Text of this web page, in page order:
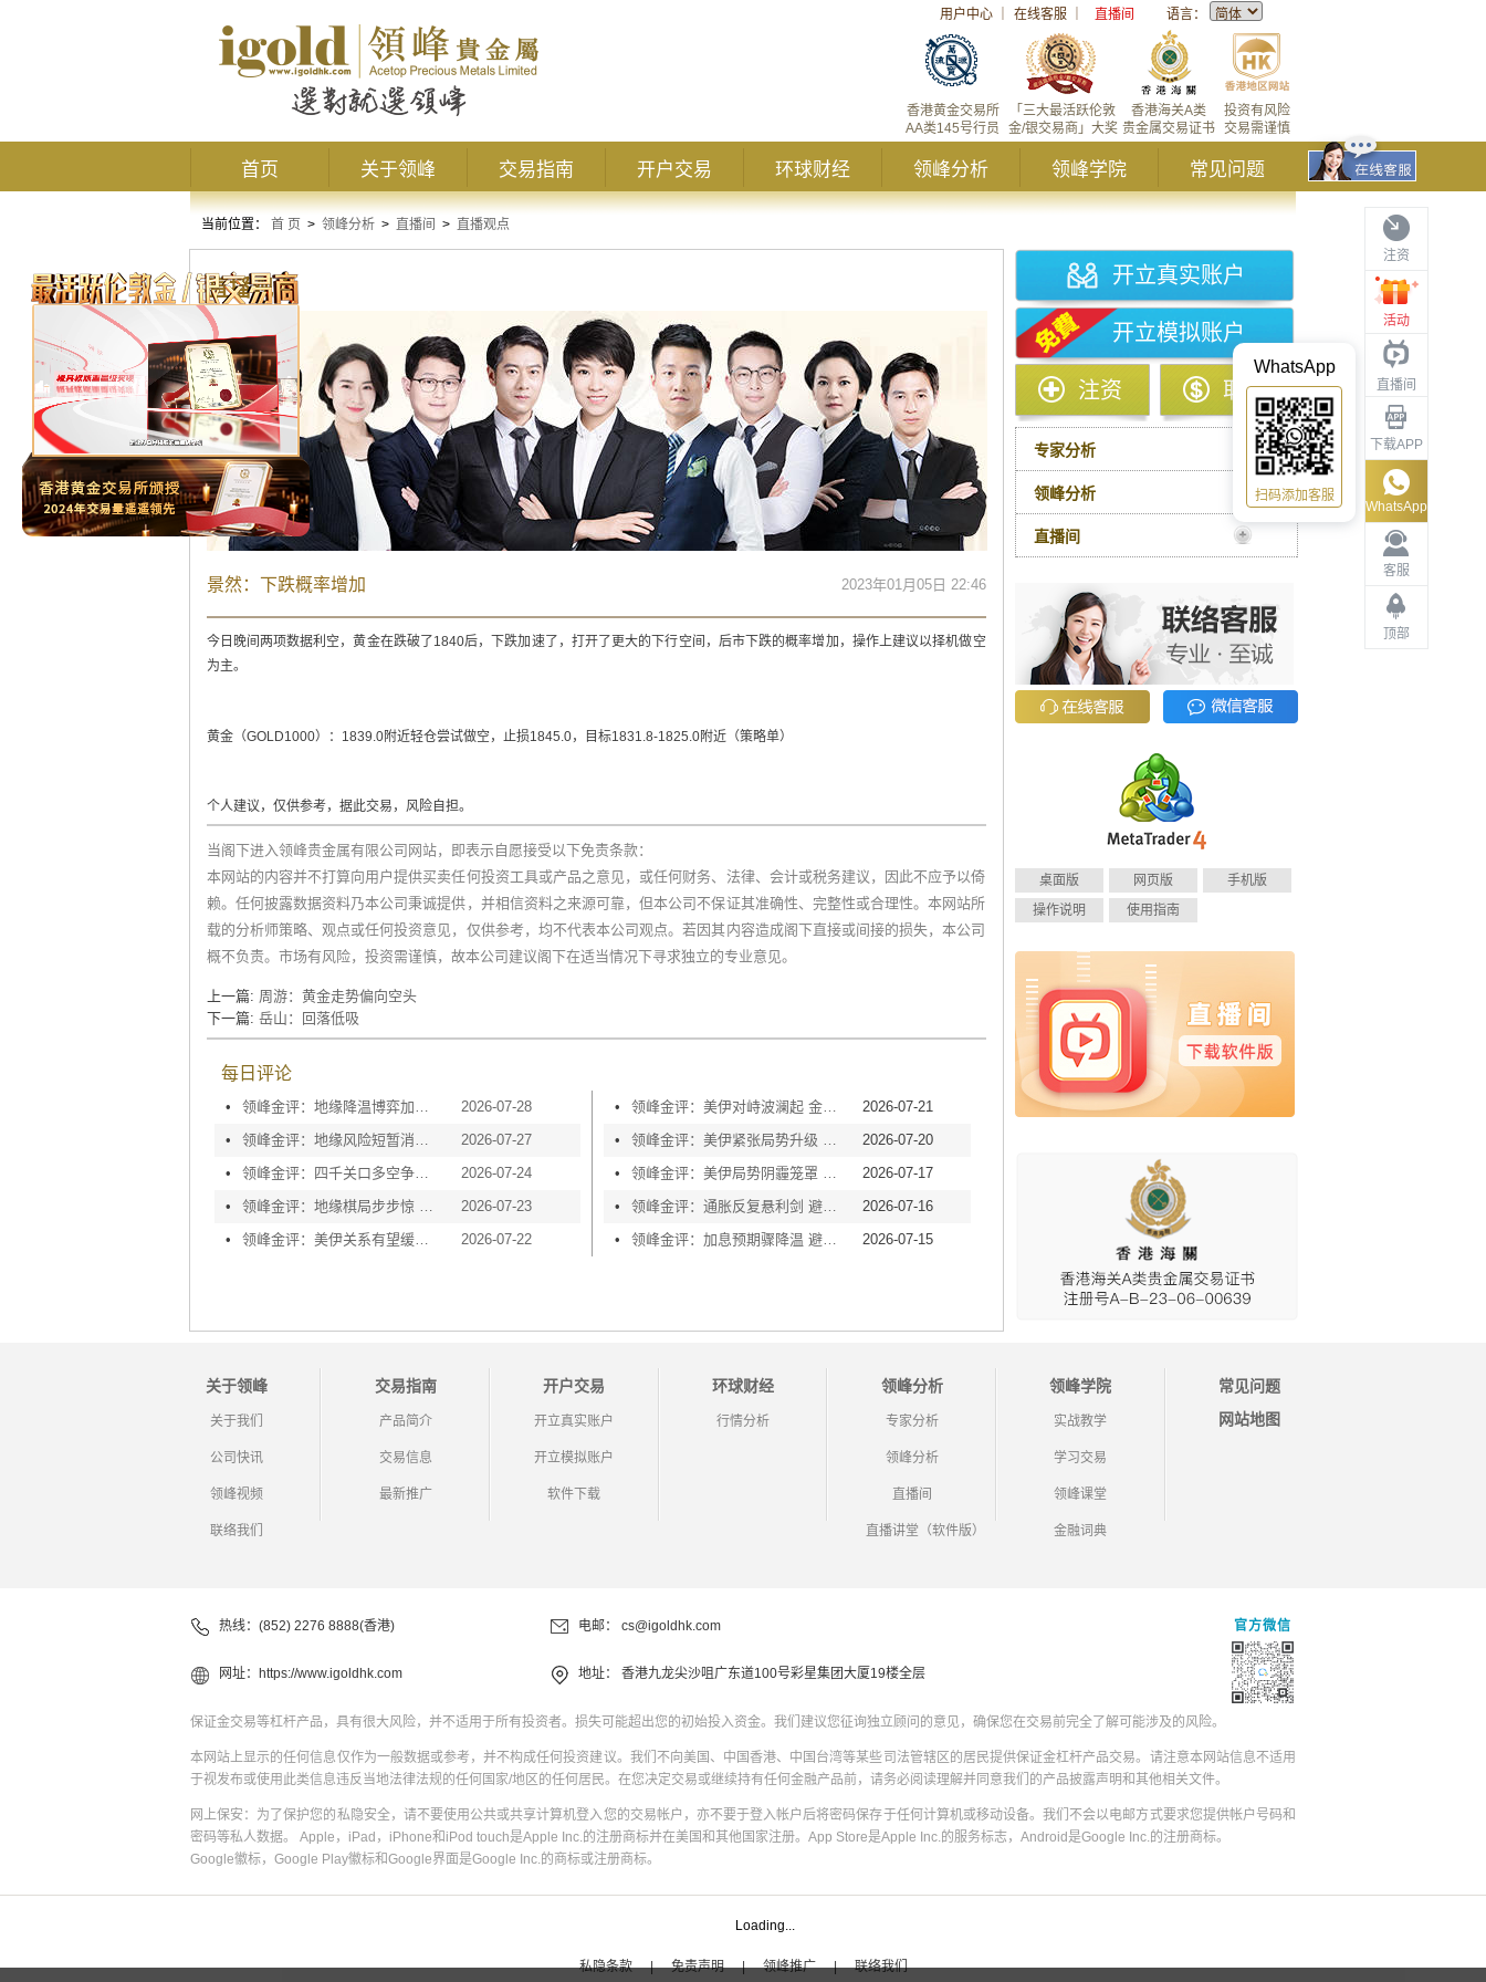
用户中心 在线客服 直播间 语言：
投资有风险
交易需谨慎
香港海关A类
贵金属交易证书
「三大最活跃伦敦
金/银交易商」大奖
香港黄金交易所
AA类145号行员
首页 关于领峰 交易指南 开户交易 环球财经 领峰分析 领峰学院 常见问题
注资
活动
直播间
下载APP
客服
顶部
WhatsApp
WhatsApp
扫码添加客服
当前位置： 首 页 > 领峰分析 > 直播间 > 直播观点
直播观点
景然：下跌概率增加 2023年01月05日 22:46
今日晚间两项数据利空，黄金在跌破了1840后，下跌加速了，打开了更大的下行空间，后市下跌的概率增加，操作上建议以择机做空
为主。
黄金（GOLD1000）：1839.0附近轻仓尝试做空，止损1845.0，目标1831.8-1825.0附近（策略单）
个人建议，仅供参考，据此交易，风险自担。
当阁下进入领峰贵金属有限公司网站，即表示自愿接受以下免责条款：
本网站的内容并不打算向用户提供买卖任何投资工具或产品之意见，或任何财务、法律、会计或税务建议，因此不应予以倚
赖。任何披露数据资料乃本公司秉诚提供，并相信资料之来源可靠，但本公司不保证其准确性、完整性或合理性。本网站所
载的分析师策略、观点或任何投资意见，仅供参考，均不代表本公司观点。若因其内容造成阁下直接或间接的损失，本公司
概不负责。市场有风险，投资需谨慎，故本公司建议阁下在适当情况下寻求独立的专业意见。
上一篇: 周游：黄金走势偏向空头
下一篇: 岳山：​回落低吸
每日评论
• 领峰金评：地缘降温博弈加剧 黄金等待议息指引
2026-07-28
•
领峰金评：地缘风险短暂消退 利率决议或定方向
2026-07-27
•
领峰金评：四千关口多空争夺 加息阴云笼罩金市
2026-07-24
•
领峰金评：地缘棋局步步惊 金价攀峰节节升
2026-07-23
•
领峰金评：美伊关系有望缓和 黄金趁势迅速反弹 2026-07-22
• 领峰金评：美伊对峙波澜起 金价横盘等风起
2026-07-21
•
领峰金评：美伊紧张局势升级 黄金险守4000关口
2026-07-20
•
领峰金评：美伊局势阴霾笼罩 黄金再度失守4000
2026-07-17
•
领峰金评：通胀反复悬利剑 避险买盘撑金价
2026-07-16
•
领峰金评：加息预期骤降温 避险情绪渐升温 2026-07-15
开立真实账户
开立模拟账户
注资 取款
专家分析
领峰分析
直播间
桌面版 网页版
手机版
操作说明
使用指南
关于领峰
关于我们
公司快讯
领峰视频
联络我们
交易指南
产品简介
交易信息
最新推广
开户交易
开立真实账户
开立模拟账户
软件下载
环球财经
行情分析
领峰分析
专家分析
领峰分析
直播间
直播讲堂（软件版）
领峰学院
实战教学
学习交易
领峰课堂
金融词典
常见问题
网站地图
热线：(852) 2276 8888(香港) 电邮： cs@igoldhk.com
网址： https://www.igoldhk.com 地址： 香港九龙尖沙咀广东道100号彩星集团大厦19楼全层
官方微信
保证金交易等杠杆产品，具有很大风险，并不适用于所有投资者。损失可能超出您的初始投入资金。我们建议您征询独立顾问的意见，确保您在交易前完全了解可能涉及的风险。
本网站上显示的任何信息仅作为一般数据或参考，并不构成任何投资建议。我们不向美国、中国香港、中国台湾等某些司法管辖区的居民提供保证金杠杆产品交易。请注意本网站信息不适用
于视发布或使用此类信息违反当地法律法规的任何国家/地区的任何居民。在您决定交易或继续持有任何金融产品前，请务必阅读理解并同意我们的产品披露声明和其他相关文件。
网上保安：为了保护您的私隐安全，请不要使用公共或共享计算机登入您的交易帐户，亦不要于登入帐户后将密码保存于任何计算机或移动设备。我们不会以电邮方式要求您提供帐户号码和
密码等私人数据。 Apple，iPad，iPhone和iPod touch是Apple Inc.的注册商标并在美国和其他国家注册。App Store是Apple Inc.的服务标志，Android是Google Inc.的注册商标。
Google徽标，Google Play徽标和Google界面是Google Inc.的商标或注册商标。
Loading...
私隐条款 | 免责声明 | 领峰推广 | 联络我们